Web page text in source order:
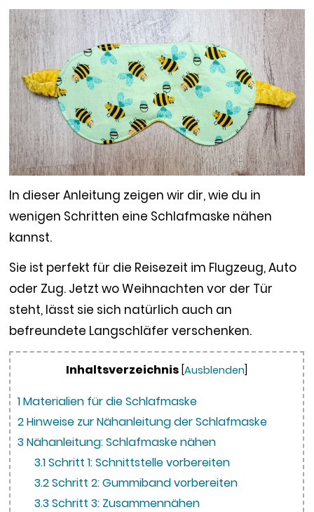
In dieser Anleitung zeigen wir dir, wie du in
wenigen Schritten eine Schlafmaske nähen
kannst.
Sie ist perfekt für die Reisezeit im Flugzeug, Auto
oder Zug. Jetzt wo Weihnachten vor der Tür
steht, lässt sie sich natürlich auch an
befreundete Langschläfer verschenken.
Inhaltsverzeichnis [Ausblenden]
1Materialien für die Schlafmaske
2Hinweise zur Nähanleitung der Schlafmaske
3Nähanleitung: Schlafmaske nähen
3.1Schritt 1: Schnittstelle vorbereiten
3.2Schritt 2: Gummiband vorbereiten
3.3Schritt 3: Zusammennähen